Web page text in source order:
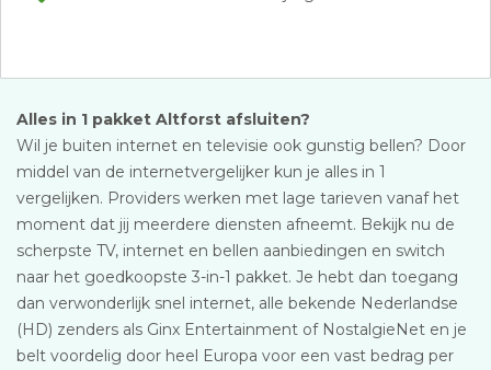
Alles in 1 pakket Altforst afsluiten?
Wil je buiten internet en televisie ook gunstig bellen? Door
middel van de internetvergelijker kun je alles in 1
vergelijken. Providers werken met lage tarieven vanaf het
moment dat jij meerdere diensten afneemt. Bekijk nu de
scherpste TV, internet en bellen aanbiedingen en switch
naar het goedkoopste 3-in-1 pakket. Je hebt dan toegang
dan verwonderlijk snel internet, alle bekende Nederlandse
(HD) zenders als Ginx Entertainment of NostalgieNet en je
belt voordelig door heel Europa voor een vast bedrag per